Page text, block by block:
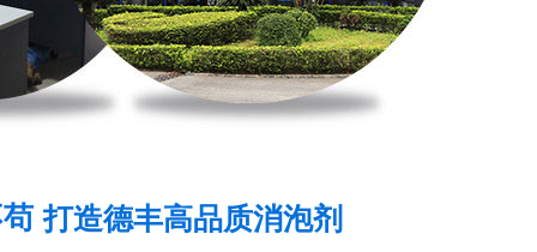
打造德丰高品质消泡剂